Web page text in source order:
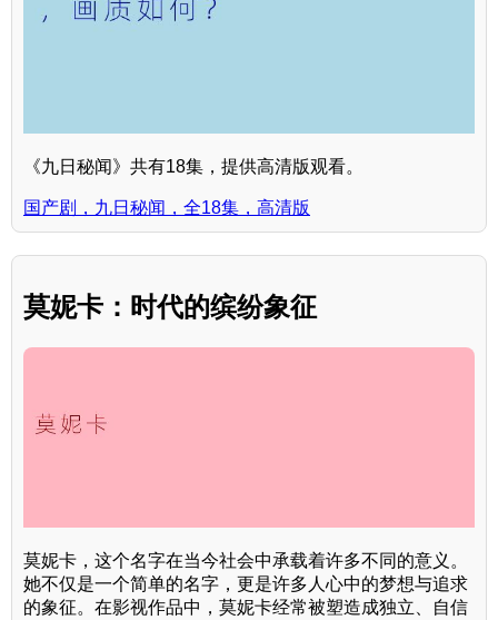
《九日秘闻》共有18集，提供高清版观看。
国产剧，九日秘闻，全18集，高清版
莫妮卡：时代的缤纷象征
莫妮卡，这个名字在当今社会中承载着许多不同的意义。
她不仅是一个简单的名字，更是许多人心中的梦想与追求
的象征。在影视作品中，莫妮卡经常被塑造成独立、自信